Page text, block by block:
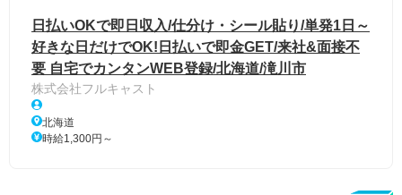
日払いOKで即日収入/仕分け・シール貼り/単発1日～
好きな日だけでOK!日払いで即金GET/来社&面接不
要 自宅でカンタンWEB登録/北海道/滝川市
株式会社フルキャスト
北海道
時給1,300円～